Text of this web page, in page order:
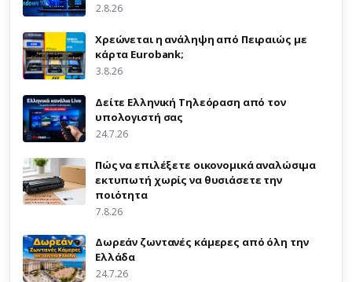
2.8.26
Χρεώνεται η ανάληψη από Πειραιώς με
κάρτα Eurobank;
3.8.26
Δείτε Ελληνική Τηλεόραση από τον
υπολογιστή σας
24.7.26
Πώς να επιλέξετε οικονομικά αναλώσιμα
εκτυπωτή χωρίς να θυσιάσετε την
ποιότητα
7.8.26
Δωρεάν ζωντανές κάμερες από όλη την
Ελλάδα
24.7.26